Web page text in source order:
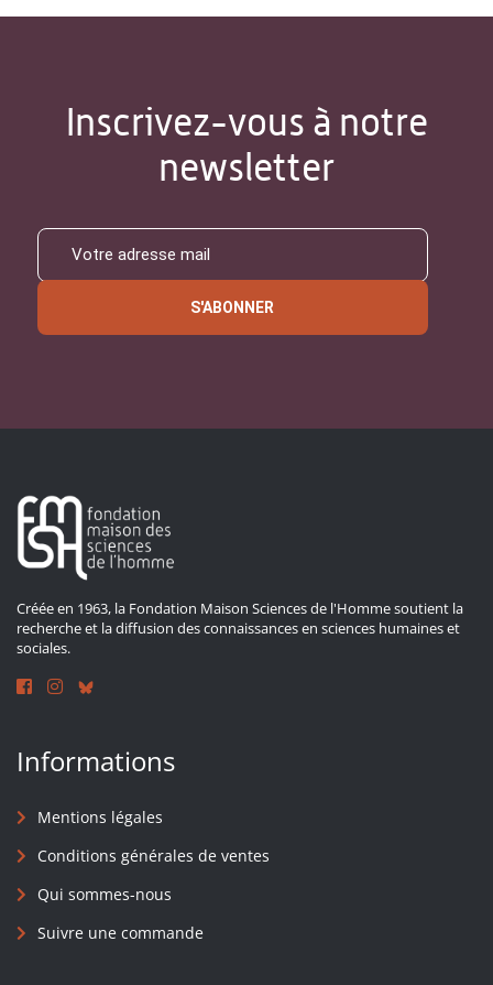
Inscrivez-vous à notre
newsletter
S'ABONNER
Créée en 1963, la Fondation Maison Sciences de l'Homme soutient la
recherche et la diffusion des connaissances en sciences humaines et
sociales.
Informations
Mentions légales
Conditions générales de ventes
Qui sommes-nous
Suivre une commande